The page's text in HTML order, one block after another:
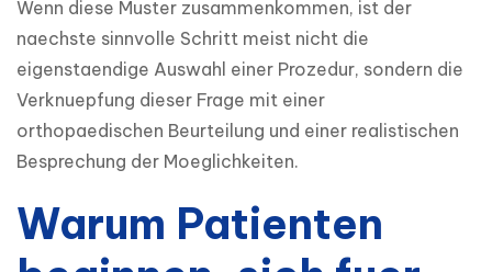
Wenn diese Muster zusammenkommen, ist der
naechste sinnvolle Schritt meist nicht die
eigenstaendige Auswahl einer Prozedur, sondern die
Verknuepfung dieser Frage mit einer
orthopaedischen Beurteilung und einer realistischen
Besprechung der Moeglichkeiten.
Warum Patienten